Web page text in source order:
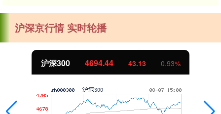
沪深京行情 实时轮播
沪深300 4694.44 43.13 0.93%